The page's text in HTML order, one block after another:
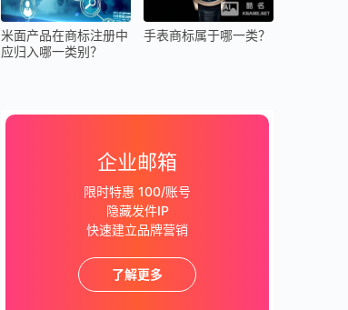
米面产品在商标注册中
应归入哪一类别？
手表商标属于哪一类？
企业邮箱
限时特惠 100/账号
隐藏发件IP
快速建立品牌营销
了解更多